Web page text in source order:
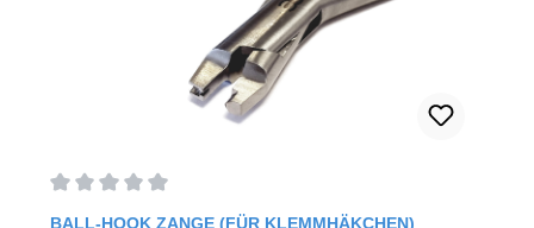
Durchschnittliche Bewertung von 0 von 5 Sternen
BALL-HOOK ZANGE (FÜR KLEMMHÄKCHEN)